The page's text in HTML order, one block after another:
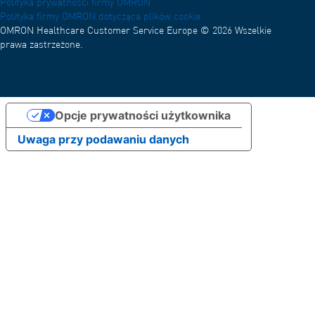
Polityka prywatności firmy OMRON
Polityka firmy OMRON dotycząca plików cookie
OMRON Healthcare Customer Service Europe © 2026 Wszelkie
prawa zastrzeżone.
Uwaga przy podawaniu danych
Opcje prywatności użytkownika